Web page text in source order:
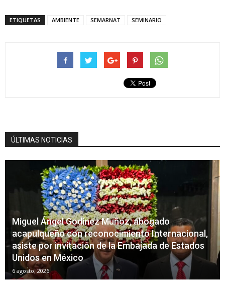
ETIQUETAS AMBIENTE SEMARNAT SEMINARIO
ÚLTIMAS NOTICIAS
Miguel Ángel Godínez Muñoz, abogado
acapulqueño con reconocimiento Internacional,
asiste por invitación de la Embajada de Estados
Unidos en México
6 agosto, 2026